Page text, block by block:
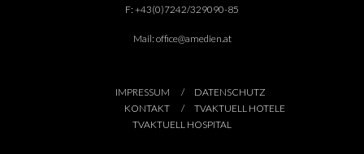
F: +43(0)7242/329090-85
Mail: office@amedien.at
IMPRESSUM
DATENSCHUTZ
KONTAKT
TVAKTUELL HOTELE
TVAKTUELL HOSPITAL